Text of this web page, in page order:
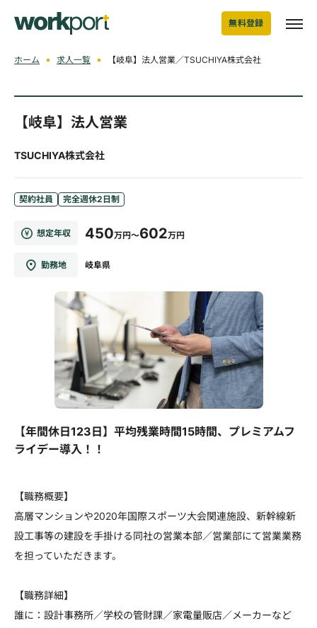
無料登録
ホーム 求人一覧 【岐阜】法人営業／TSUCHIYA株式会社
【岐阜】法人営業
TSUCHIYA株式会社
契約社員 完全週休2日制
想定年収 450万円～602万円
勤務地 岐阜県
【年間休日123日】平均残業時間15時間、プレミアムフ
ライデー導入！！
【職務概要】
高層マンションや2020年国際スポーツ大会関連施設、新幹線新
設工事等の建設を手掛ける同社の営業本部／営業部にて営業業務
を担っていただきます。
【職務詳細】
誰に：設計事務所／学校の管財課／家電量販店／メーカーなど